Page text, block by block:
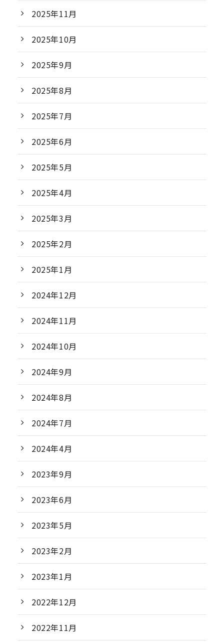
2025年11月
2025年10月
2025年9月
2025年8月
2025年7月
2025年6月
2025年5月
2025年4月
2025年3月
2025年2月
2025年1月
2024年12月
2024年11月
2024年10月
2024年9月
2024年8月
2024年7月
2024年4月
2023年9月
2023年6月
2023年5月
2023年2月
2023年1月
2022年12月
2022年11月